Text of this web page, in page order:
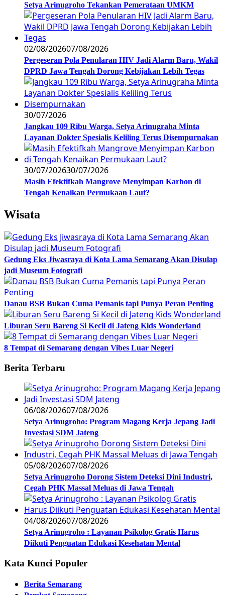
Setya Arinugroho Tekankan Pemerataan UMKM
02/08/202607/08/2026
Pergeseran Pola Penularan HIV Jadi Alarm Baru, Wakil
DPRD Jawa Tengah Dorong Kebijakan Lebih Tegas
30/07/2026
Jangkau 109 Ribu Warga, Setya Arinugraha Minta
Layanan Dokter Spesialis Keliling Terus Disempurnakan
30/07/202630/07/2026
Masih Efektifkah Mangrove Menyimpan Karbon di
Tengah Kenaikan Permukaan Laut?
Wisata
Gedung Eks Jiwasraya di Kota Lama Semarang Akan Disulap
jadi Museum Fotografi
Danau BSB Bukan Cuma Pemanis tapi Punya Peran Penting
Liburan Seru Bareng Si Kecil di Jateng Kids Wonderland
8 Tempat di Semarang dengan Vibes Luar Negeri
Berita Terbaru
06/08/202607/08/2026
Setya Arinugroho: Program Magang Kerja Jepang Jadi
Investasi SDM Jateng
05/08/202607/08/2026
Setya Arinugroho Dorong Sistem Deteksi Dini Industri,
Cegah PHK Massal Meluas di Jawa Tengah
04/08/202607/08/2026
Setya Arinugroho : Layanan Psikolog Gratis Harus
Diikuti Penguatan Edukasi Kesehatan Mental
Kata Kunci Populer
Berita Semarang